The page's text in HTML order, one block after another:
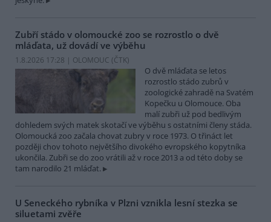
Zubří stádo v olomoucké zoo se rozrostlo o dvě
mláďata, už dovádí ve výběhu
1.8.2026 17:28 | OLOMOUC (ČTK)
O dvě mláďata se letos
rozrostlo stádo zubrů v
zoologické zahradě na Svatém
Kopečku u Olomouce. Oba
malí zubři už pod bedlivým
dohledem svých matek skotačí ve výběhu s ostatními členy stáda.
Olomoucká zoo začala chovat zubry v roce 1973. O třináct let
později chov tohoto největšího divokého evropského kopytníka
ukončila. Zubři se do zoo vrátili až v roce 2013 a od této doby se
tam narodilo 21 mláďat.
U Seneckého rybníka v Plzni vznikla lesní stezka se
siluetami zvěře